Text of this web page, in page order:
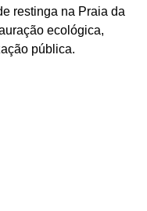
restinga na Praia da
ecológica,
pública.